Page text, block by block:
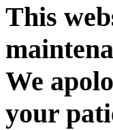
This
We
your